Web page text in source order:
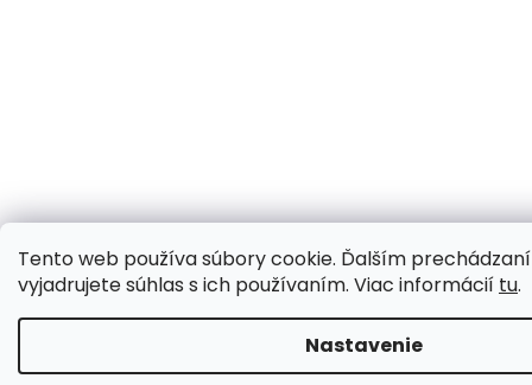
Tento web používa súbory cookie. Ďalším
vyjadrujete súhlas s ich používaním. Viac informácií tu.
Nastavenie